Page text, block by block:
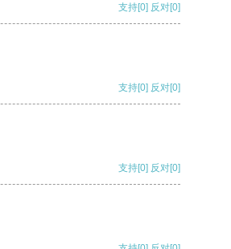
支持[0] 反对[0]
支持[0] 反对[0]
支持[0] 反对[0]